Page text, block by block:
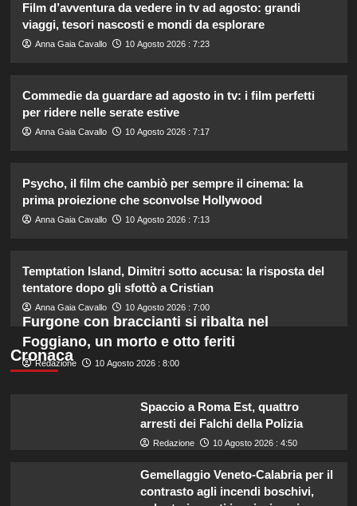
5
William e Kate: le loro destinazioni
di vacanza preferite svelate!
1
pronti a tornare: “Se Maria chiama,
risponderemo”.
2
Ad Amici, stecca rimossa in post-
produzione: il retroscena
inaspettato di Irene Guglielmi
3
scatti esclusivi della sua vacanza da
sogno.
Chiara Ferragni risponde agli haters:
William e Kate: le loro destinazioni
Film d’avventura da vedere in tv ad agosto: grandi
viaggi, tesori nascosti e mondi da esplorare
Anna Gaia Cavallo 10 Agosto 2026 : 7:23
Commedie da guardare ad agosto in tv: i film perfetti
per ridere nelle serate estive
Anna Gaia Cavallo 10 Agosto 2026 : 7:17
Psycho, il film che cambiò per sempre il cinema: la
prima proiezione che sconvolse Hollywood
Anna Gaia Cavallo 10 Agosto 2026 : 7:13
Temptation Island, Dimitri sotto accusa: la risposta del
tentatore dopo gli sfottò a Cristian
Anna Gaia Cavallo 10 Agosto 2026 : 7:00
Cronaca
Furgone con braccianti si ribalta nel
Foggiano, un morto e otto feriti
Redazione 10 Agosto 2026 : 8:00
Spaccio a Roma Est, quattro
arresti dei Falchi della Polizia
Redazione 10 Agosto 2026 : 4:50
Gemellaggio Veneto-Calabria per il
contrasto agli incendi boschivi,